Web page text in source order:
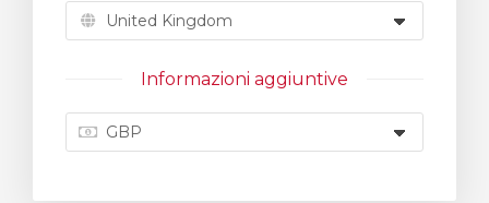
Informazioni aggiuntive